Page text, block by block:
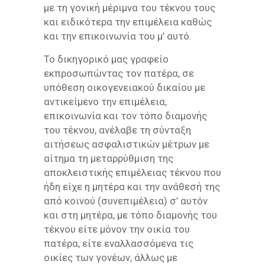
με τη γονική μέριμνα του τέκνου τους
και ειδικότερα την επιμέλεια καθώς
και την επικοινωνία του μ’ αυτό.
Το δικηγορικό μας γραφείο
εκπροσωπώντας τον πατέρα, σε
υπόθεση οικογενειακού δικαίου με
αντικείμενο την επιμέλεια,
επικοινωνία και τον τόπο διαμονής
του τέκνου, ανέλαβε τη σύνταξη
αιτήσεως ασφαλιστικών μέτρων με
αίτημα τη μεταρρύθμιση της
αποκλειστικής επιμέλειας τέκνου που
ήδη είχε η μητέρα και την ανάθεσή της
από κοινού (συνεπιμέλεια) σ’ αυτόν
και στη μητέρα, με τόπο διαμονής του
τέκνου είτε μόνον την οικία του
πατέρα, είτε εναλλασσόμενα τις
οικίες των γονέων, άλλως με